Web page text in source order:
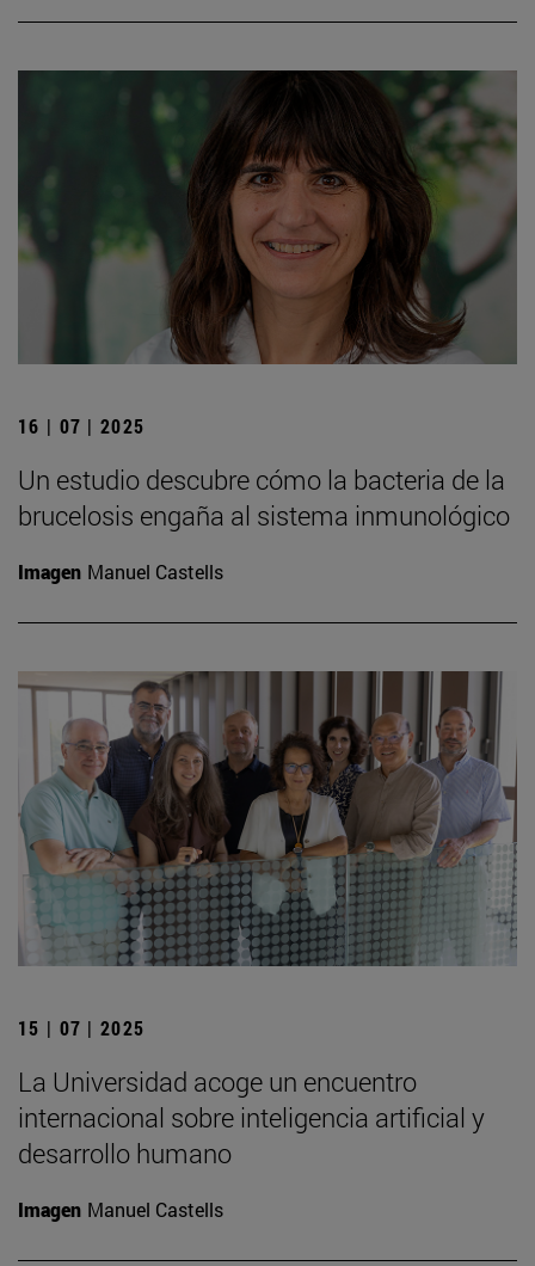
16 | 07 | 2025
Un estudio descubre cómo la bacteria de la
brucelosis engaña al sistema inmunológico
Imagen Manuel Castells
15 | 07 | 2025
La Universidad acoge un encuentro
internacional sobre inteligencia artificial y
desarrollo humano
Imagen Manuel Castells